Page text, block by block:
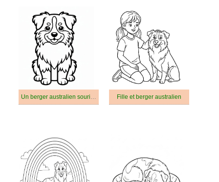
Un berger australien souriant Fille et berger australien